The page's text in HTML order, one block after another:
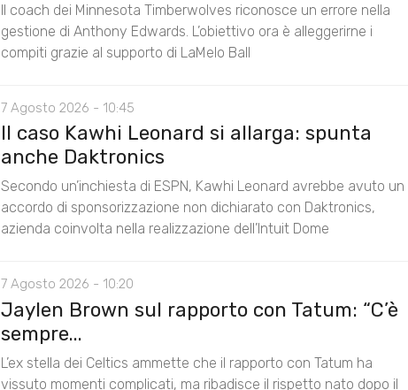
Il coach dei Minnesota Timberwolves riconosce un errore nella
gestione di Anthony Edwards. L’obiettivo ora è alleggerirne i
compiti grazie al supporto di LaMelo Ball
7 Agosto 2026 - 10:45
Il caso Kawhi Leonard si allarga: spunta
anche Daktronics
Secondo un’inchiesta di ESPN, Kawhi Leonard avrebbe avuto un
accordo di sponsorizzazione non dichiarato con Daktronics,
azienda coinvolta nella realizzazione dell’Intuit Dome
7 Agosto 2026 - 10:20
Jaylen Brown sul rapporto con Tatum: “C’è
sempre...
L’ex stella dei Celtics ammette che il rapporto con Tatum ha
vissuto momenti complicati, ma ribadisce il rispetto nato dopo il